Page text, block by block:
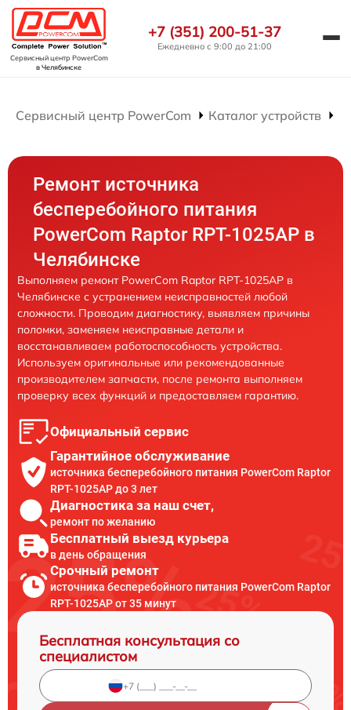
Сервисный центр PowerCom
в Челябинске
+7 (351) 200-51-37
Ежедневно с 9:00 до 21:00
Сервисный центр PowerCom Каталог устройств
Ремонт источника
бесперебойного питания
PowerCom Raptor RPT-1025AP в
Челябинске
Выполняем ремонт PowerCom Raptor RPT-1025AP в
Челябинске с устранением неисправностей любой
сложности. Проводим диагностику, выявляем причины
поломки, заменяем неисправные детали и
восстанавливаем работоспособность устройства.
Используем оригинальные или рекомендованные
производителем запчасти, после ремонта выполняем
проверку всех функций и предоставляем гарантию.
Официальный сервис
Гарантийное обслуживание
источника бесперебойного питания PowerCom Raptor
RPT-1025AP до 3 лет
Диагностика за наш счет,
ремонт по желанию
Бесплатный выезд курьера
в день обращения
Срочный ремонт
источника бесперебойного питания PowerCom Raptor
RPT-1025AP от 35 минут
Бесплатная консультация со
специалистом